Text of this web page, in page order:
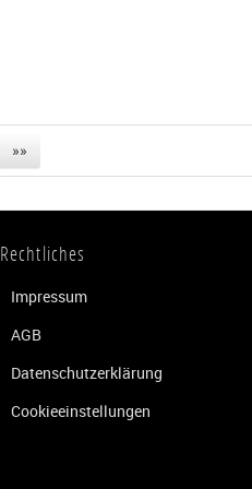
»»
Rechtliches
Impressum
AGB
Datenschutzerklärung
Cookieeinstellungen